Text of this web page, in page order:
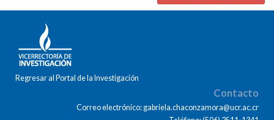
Regresar al Portal de la Investigación
Contacto
Correo electrónico: gabriela.chaconzamora@ucr.ac.cr